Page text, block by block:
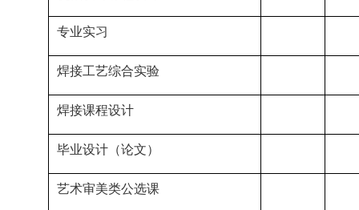
专业实习
焊接工艺综合实验
焊接课程设计
毕业设计（论文）
艺术审美类公选课